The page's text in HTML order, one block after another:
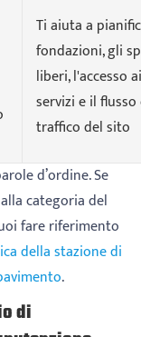
Ti aiuta a
fondazioni, gli
liberi, l'accesso ai
servizi e il
traffico del sito
d’ordine. Se
categoria del
fare riferimento
della stazione di
.
di